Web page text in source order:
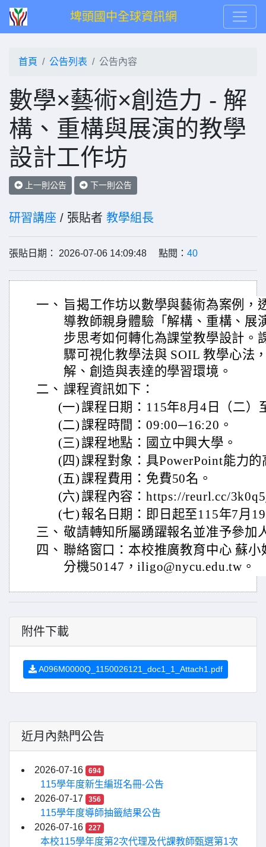
埤頭國中全球資訊網
首頁 公告列表 公告內容
數學×藝術×創造力 - 解
構、重構與展演的教學
設計工作坊
上一則公告 下一則公告
研習講座 / 張貼者 教學組長
張貼日期： 2026-07-06 14:09:48 點閱： 40
一、 旨揭工作坊以數學與藝術為案例，
導教師親身體驗「解構、重構、展
步思考如何轉化為課堂教學設計。
驟可視化教學法與 SOIL 教學心法
解、創造與表達的學習環境。
二、 課程資訊如下：
(一)課程日期：115年8月4日（二）
(二)課程時間：09:00─16:20。
(三)課程地點：國立中興大學。
(四)課程對象：具PowerPoint能力
(五)課程費用：免費50名。
(六)課程內容：https://reurl.cc/
(七) 報名日期：即日起至115年7月
三、 敬請轉知所屬踴躍報名並准予參加
四、 聯絡窗口：本校推廣教育中心 蘇
分機50147，iligo@nycu.edu.tw。
附件下載
A096M0000Q_1150026121_doc1_1_Attach1.pdf
近月內熱門公告
2026-07-16 694
115學年度新生編班名冊-公告
2026-07-17
356
115學年度導師抽籤結果公告
2026-07-16
227
本校115學年度第2次代理及代課教師甄選第1次